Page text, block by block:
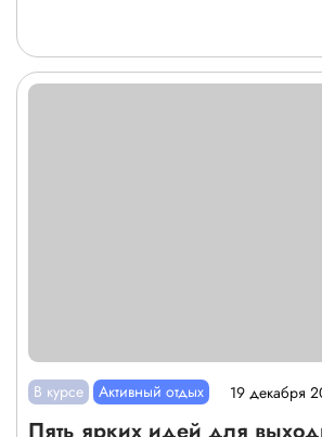
В курсе Активный отдых 19 декабря